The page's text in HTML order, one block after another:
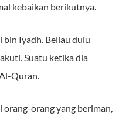
kebaikan berikutnya.
bin Iyadh. Beliau dulu
Suatu ketika dia
Quran.
orang yang beriman,